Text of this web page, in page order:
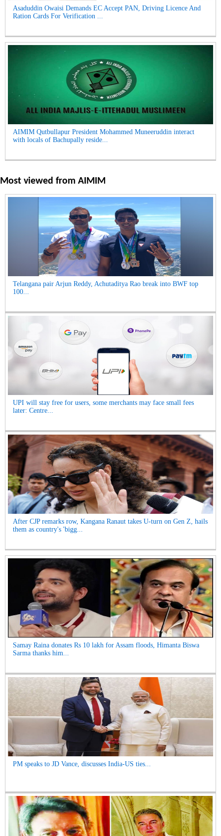
Asaduddin Owaisi Demands EC Accept PAN, Driving Licence And
Ration Cards For Verification ...
AIMIM Qutbullapur President Mohammed Muneeruddin interact
with locals of Bachupally reside...
Most viewed from AIMIM
Telangana pair Arjun Reddy, Achutaditya Rao break into BWF top
100...
UPI will stay free for users, some merchants may face small fees
later: Centre...
After CJP remarks row, Kangana Ranaut takes U-turn on Gen Z, hails
them as country's 'bigg...
Samay Raina donates Rs 10 lakh for Assam floods, Himanta Biswa
Sarma thanks him...
PM speaks to JD Vance, discusses India-US ties...